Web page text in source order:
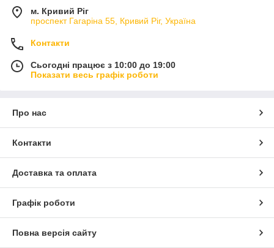
м. Кривий Ріг
проспект Гагаріна 55, Кривий Ріг, Україна
Контакти
Сьогодні працює з 10:00 до 19:00
Показати весь графік роботи
Про нас
Контакти
Доставка та оплата
Графік роботи
Повна версія сайту